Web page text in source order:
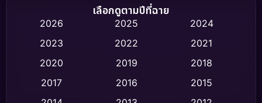
Biography ชีวิตจริง
Classic หนังคลาสสิก (47)
Comedy ตลก (436)
เลือกดูตามปีที่ฉาย
2026 2025
2024
2023
2022
2021
2020
2019
2018
2017
2016
2015